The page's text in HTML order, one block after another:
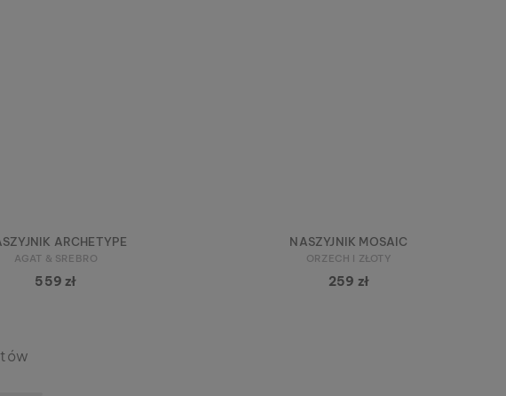
ARCHETYPE
AGAT & SREBRO
559 zł
NASZYJNIK MOSAIC
ORZECH I ZŁOTY
259 zł